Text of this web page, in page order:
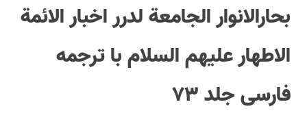
بحارالانوار الجامعة لدرر اخبار الائمة
الاطهار عليهم السلام با ترجمه
فارسی جلد ۷۳